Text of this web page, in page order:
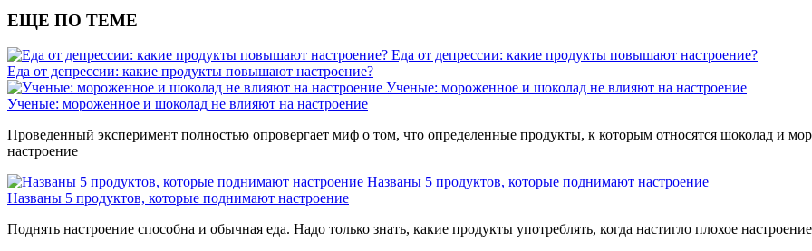
ЕЩЕ ПО ТЕМЕ
Еда от депрессии: какие продукты повышают настроение?
Еда от депрессии: какие продукты повышают настроение?
Ученые: мороженное и шоколад не влияют на настроение
Ученые: мороженное и шоколад не влияют на настроение
Проведенный эксперимент полностью опровергает миф о том, что определенные продукты, к которым относятся шоколад и
настроение
Названы 5 продуктов, которые поднимают настроение
Названы 5 продуктов, которые поднимают настроение
Поднять настроение способна и обычная еда. Надо только знать, какие продукты употреблять, когда настигло плохое